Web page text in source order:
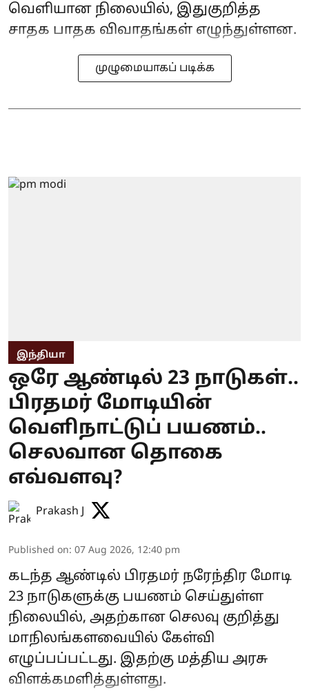
வெளியான நிலையில், இதுகுறித்த
சாதக பாதக விவாதங்கள் எழுந்துள்ளன.
முழுமையாகப் படிக்க
இந்தியா
ஒரே ஆண்டில் 23 நாடுகள்..
பிரதமர் மோடியின்
வெளிநாட்டுப் பயணம்..
செலவான தொகை
எவ்வளவு?
Prakash J
Published on: 07 Aug 2026, 12:40 pm
கடந்த ஆண்டில் பிரதமர் நரேந்திர மோடி
23 நாடுகளுக்கு பயணம் செய்துள்ள
நிலையில், அதற்கான செலவு குறித்து
மாநிலங்களவையில் கேள்வி
எழுப்பப்பட்டது. இதற்கு மத்திய அரசு
விளக்கமளித்துள்ளது.